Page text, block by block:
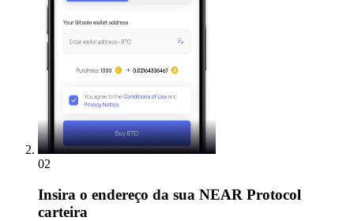
02
Insira o endereço da sua NEAR Protocol
carteira